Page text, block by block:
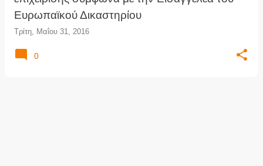
Ευρωπαϊκού Δικαστηρίου
Τρίτη, Μαΐου 31, 2016
0